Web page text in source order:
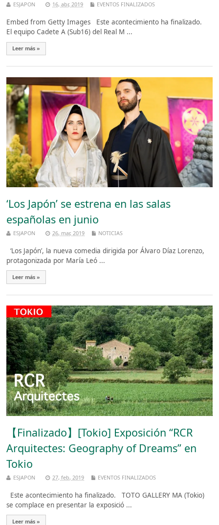
ESJAPON 16, abr, 2019 EVENTOS FINALIZADOS
Embed from Getty Images Este acontecimiento ha finalizado.
El equipo Cadete A (Sub16) del Real M ...
Leer más »
‘Los Japón’ se estrena en las salas
españolas en junio
ESJAPON 26, mar, 2019 NOTICIAS
‘Los Japón’, la nueva comedia dirigida por Álvaro Díaz Lorenzo,
protagonizada por María Leó ...
Leer más »
【Finalizado】[Tokio] Exposición “RCR
Arquitectes: Geography of Dreams” en
Tokio
ESJAPON 27, feb, 2019 EVENTOS FINALIZADOS
Este acontecimiento ha finalizado. TOTO GALLERY MA (Tokio)
se complace en presentar la exposició ...
Leer más »